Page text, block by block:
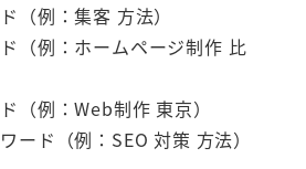
（例：集客 方法）
（例：ホームページ制作 比
（例：Web制作 東京）
ード（例：SEO 対策 方法）